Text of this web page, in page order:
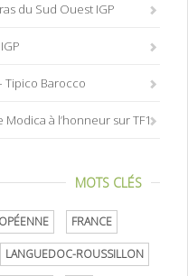
du Sud Ouest IGP
Tipico Barocco
à l’honneur sur TF1
MOTS CLÉS
FRANCE
LANGUEDOC-ROUSSILLON